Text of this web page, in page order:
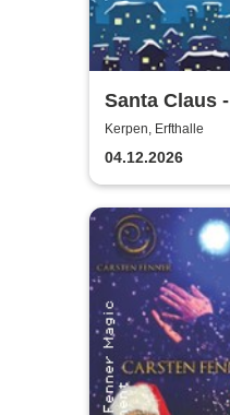
Santa Claus
nur) für Kinder
Kerpen, Erfthalle
04.12.2026